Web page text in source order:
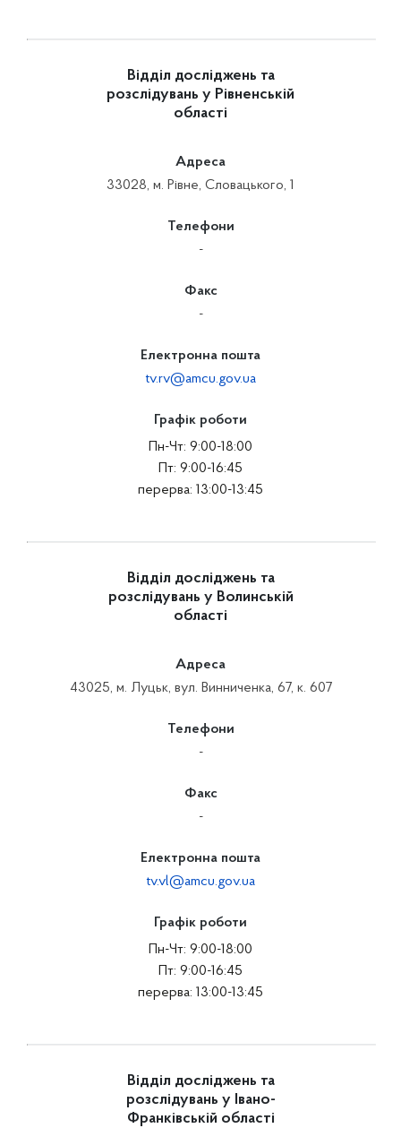
Відділ досліджень та
розслідувань у Рівненській
області
Адреса
33028, м. Рівне, Словацького, 1
Телефони
-
Факс
-
Електронна пошта
tv.rv@amcu.gov.ua
Графік роботи
Пн-Чт: 9:00-18:00
Пт: 9:00-16:45
перерва: 13:00-13:45
Відділ досліджень та
розслідувань у Волинській
області
Адреса
43025, м. Луцьк, вул. Винниченка, 67, к. 607
Телефони
-
Факс
-
Електронна пошта
tv.vl@amcu.gov.ua
Графік роботи
Пн-Чт: 9:00-18:00
Пт: 9:00-16:45
перерва: 13:00-13:45
Відділ досліджень та
розслідувань у Івано-
Франківській області